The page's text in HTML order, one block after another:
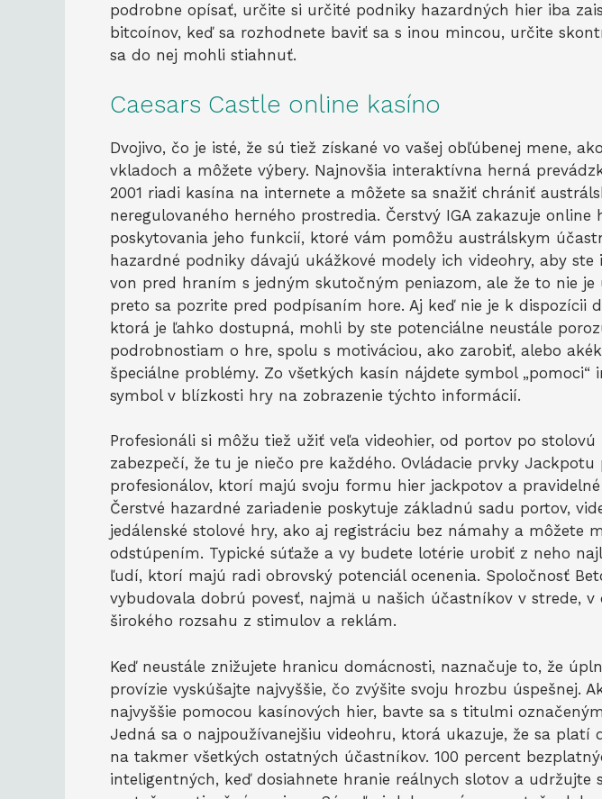
podrobne opísať, určite si určité podniky hazardných hier iba
bitcoínov, keď sa rozhodnete baviť sa s inou mincou, určite
sa do nej mohli stiahnuť.
Caesars Castle online kasíno
Dvojivo, čo je isté, že sú tiež získané vo vašej obľúbenej mene,
vkladoch a môžete výbery. Najnovšia interaktívna herná
2001 riadi kasína na internete a môžete sa snažiť chrániť
neregulovaného herného prostredia. Čerstvý IGA zakazuje online
poskytovania jeho funkcií, ktoré vám pomôžu austrálskym
hazardné podniky dávajú ukážkové modely ich videohry, aby
von pred hraním s jedným skutočným peniazom, ale že to nie je
preto sa pozrite pred podpísaním hore. Aj keď nie je k dispozícii
ktorá je ľahko dostupná, mohli by ste potenciálne neustále
podrobnostiam o hre, spolu s motiváciou, ako zarobiť, alebo
špeciálne problémy. Zo všetkých kasín nájdete symbol „pomoci“
symbol v blízkosti hry na zobrazenie týchto informácií.
Profesionáli si môžu tiež užiť veľa videohier, od portov po
zabezpečí, že tu je niečo pre každého. Ovládacie prvky Jackpotu
profesionálov, ktorí majú svoju formu hier jackpotov a
Čerstvé hazardné zariadenie poskytuje základnú sadu portov,
jedálenské stolové hry, ako aj registráciu bez námahy a môžete
odstúpením. Typické súťaže a vy budete lotérie urobiť z neho
ľudí, ktorí majú radi obrovský potenciál ocenenia. Spoločnosť
vybudovala dobrú povesť, najmä u našich účastníkov v strede, v
širokého rozsahu z stimulov a reklám.
Keď neustále znižujete hranicu domácnosti, naznačuje to, že
provízie vyskúšajte najvyššie, čo zvýšite svoju hrozbu úspešnej.
najvyššie pomocou kasínových hier, bavte sa s titulmi
Jedná sa o najpoužívanejšiu videohru, ktorá ukazuje, že sa platí
na takmer všetkých ostatných účastníkov. 100 percent
inteligentných, keď dosiahnete hranie reálnych slotov a udržujte